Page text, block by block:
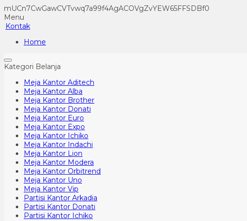
mUCn7CwGawCVTvwq7a99f4AgACOVgZvYEW65FFSDBf0
Menu
Kontak
Home
Kategori Belanja
Meja Kantor Aditech
Meja Kantor Alba
Meja Kantor Brother
Meja Kantor Donati
Meja Kantor Euro
Meja Kantor Expo
Meja Kantor Ichiko
Meja Kantor Indachi
Meja Kantor Lion
Meja Kantor Modera
Meja Kantor Orbitrend
Meja Kantor Uno
Meja Kantor Vip
Partisi Kantor Arkadia
Partisi Kantor Donati
Partisi Kantor Ichiko